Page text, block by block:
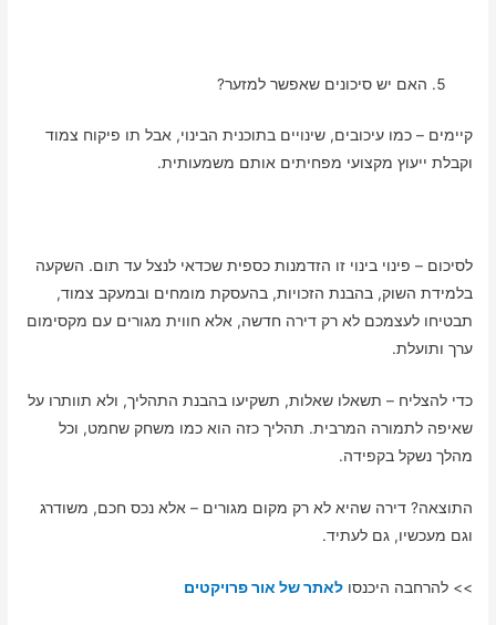
האם יש סיכונים שאפשר למזער?
קיימים – כמו עיכובים, שינויים בתוכנית הבינוי, אבל תו פיקוח צמוד
וקבלת ייעוץ מקצועי מפחיתים אותם משמעותית.
לסיכום – פינוי בינוי זו הזדמנות כספית שכדאי לנצל עד תום. השקעה
בלמידת השוק, בהבנת הזכויות, בהעסקת מומחים ובמעקב צמוד,
תבטיחו לעצמכם לא רק דירה חדשה, אלא חווית מגורים עם מקסימום
ערך ותועלת.
כדי להצליח – תשאלו שאלות, תשקיעו בהבנת התהליך, ולא תוותרו על
שאיפה לתמורה המרבית. תהליך כזה הוא כמו משחק שחמט, וכל
מהלך נשקל בקפידה.
התוצאה? דירה שהיא לא רק מקום מגורים – אלא נכס חכם, משודרג
וגם מעכשיו, גם לעתיד.
>> להרחבה היכנסולאתר של אור פרויקטים